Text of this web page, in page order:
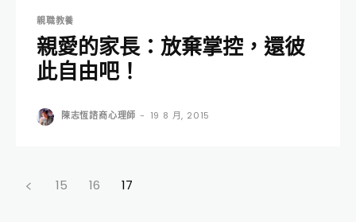
親職教養
親愛的家長：放棄掌控，還彼
此自由吧！
陳志恆諮商心理師 - 19 8 月, 2015
15 16 17